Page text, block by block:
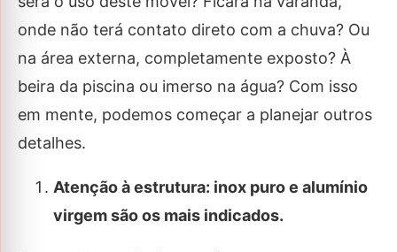
onde não terá contato direto com a chuva? Ou
na área externa, completamente exposto? À
beira da piscina ou imerso na água? Com isso
em mente, podemos começar a planejar outros
detalhes.
Atenção à estrutura: inox puro e alumínio
virgem são os mais indicados.